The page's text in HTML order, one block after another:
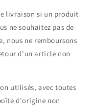
livraison si un produit
ne souhaitez pas de
nous ne remboursons
d'un article non
utilisés, avec toutes
d'origine non